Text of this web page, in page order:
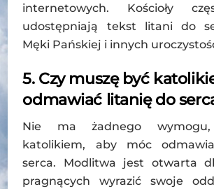
internetowych. Kościoły
udostępniają tekst litani do
Męki Pańskiej i innych
5. Czy muszę być
odmawiać litanię do
Nie ma żadnego
katolikiem, aby móc
serca. Modlitwa jest otwarta
pragnących wyrazić swoje